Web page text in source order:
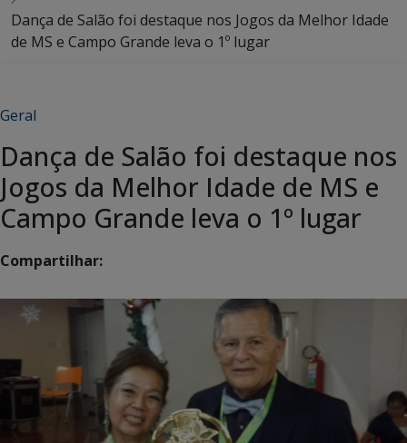
Dança de Salão foi destaque nos Jogos da Melhor Idade
de MS e Campo Grande leva o 1º lugar
Geral
Dança de Salão foi destaque nos
Jogos da Melhor Idade de MS e
Campo Grande leva o 1º lugar
Compartilhar: